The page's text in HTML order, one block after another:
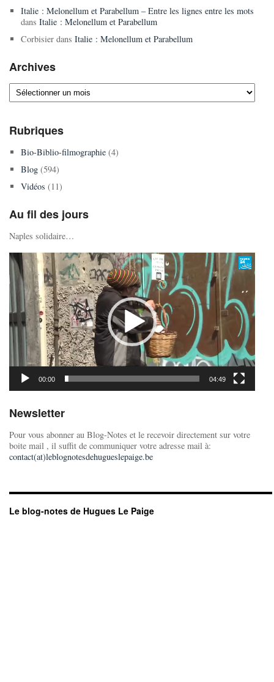
Italie : Melonellum et Parabellum – Entre les lignes entre les mots
dans Italie : Melonellum et Parabellum
Corbisierdans Italie : Melonellum et Parabellum
Archives
Archives
Rubriques
Bio-Biblio-filmographie(4)
Blog(594)
Vidéos (11)
Au fil des jours
Naples solidaire…
Lecteur
vidéo
00:00 04:49
Newsletter
Pour vous abonner au Blog-Notes et le recevoir directement sur votre
boite mail , il suffit de communiquer votre adresse mail à:
contact(at)leblognotesdehugueslepaige.be
Le blog-notes de Hugues Le Paige